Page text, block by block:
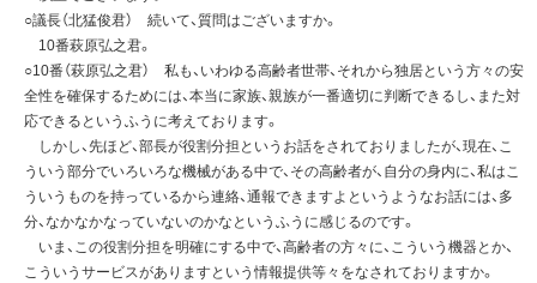
○議長（北猛俊君） 続いて、質問はございますか。
10番萩原弘之君。
○10番（萩原弘之君） 私も、いわゆる高齢者世帯、それから独居という方々の安
全性を確保するためには、本当に家族、親族が一番適切に判断できるし、また対
応できるというふうに考えております。
しかし、先ほど、部長が役割分担というお話をされておりましたが、現在、こ
ういう部分でいろいろな機械がある中で、その高齢者が、自分の身内に、私はこ
ういうものを持っているから連絡、通報できますよというようなお話には、多
分、なかなかなっていないのかなというふうに感じるのです。
いま、この役割分担を明確にする中で、高齢者の方々に、こういう機器とか、
こういうサービスがありますという情報提供等々をなされておりますか。